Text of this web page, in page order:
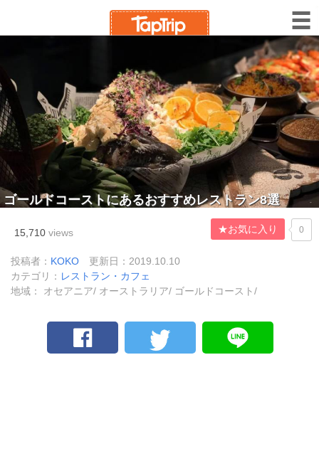
ゴールドコーストにあるおすすめレストラン8選
15,710 views ★お気に入り 0
投稿者： KOKO
更新日：2019.10.10
カテゴリ： レストラン・カフェ
地域： オセアニア/ オーストラリア/ ゴールドコースト/